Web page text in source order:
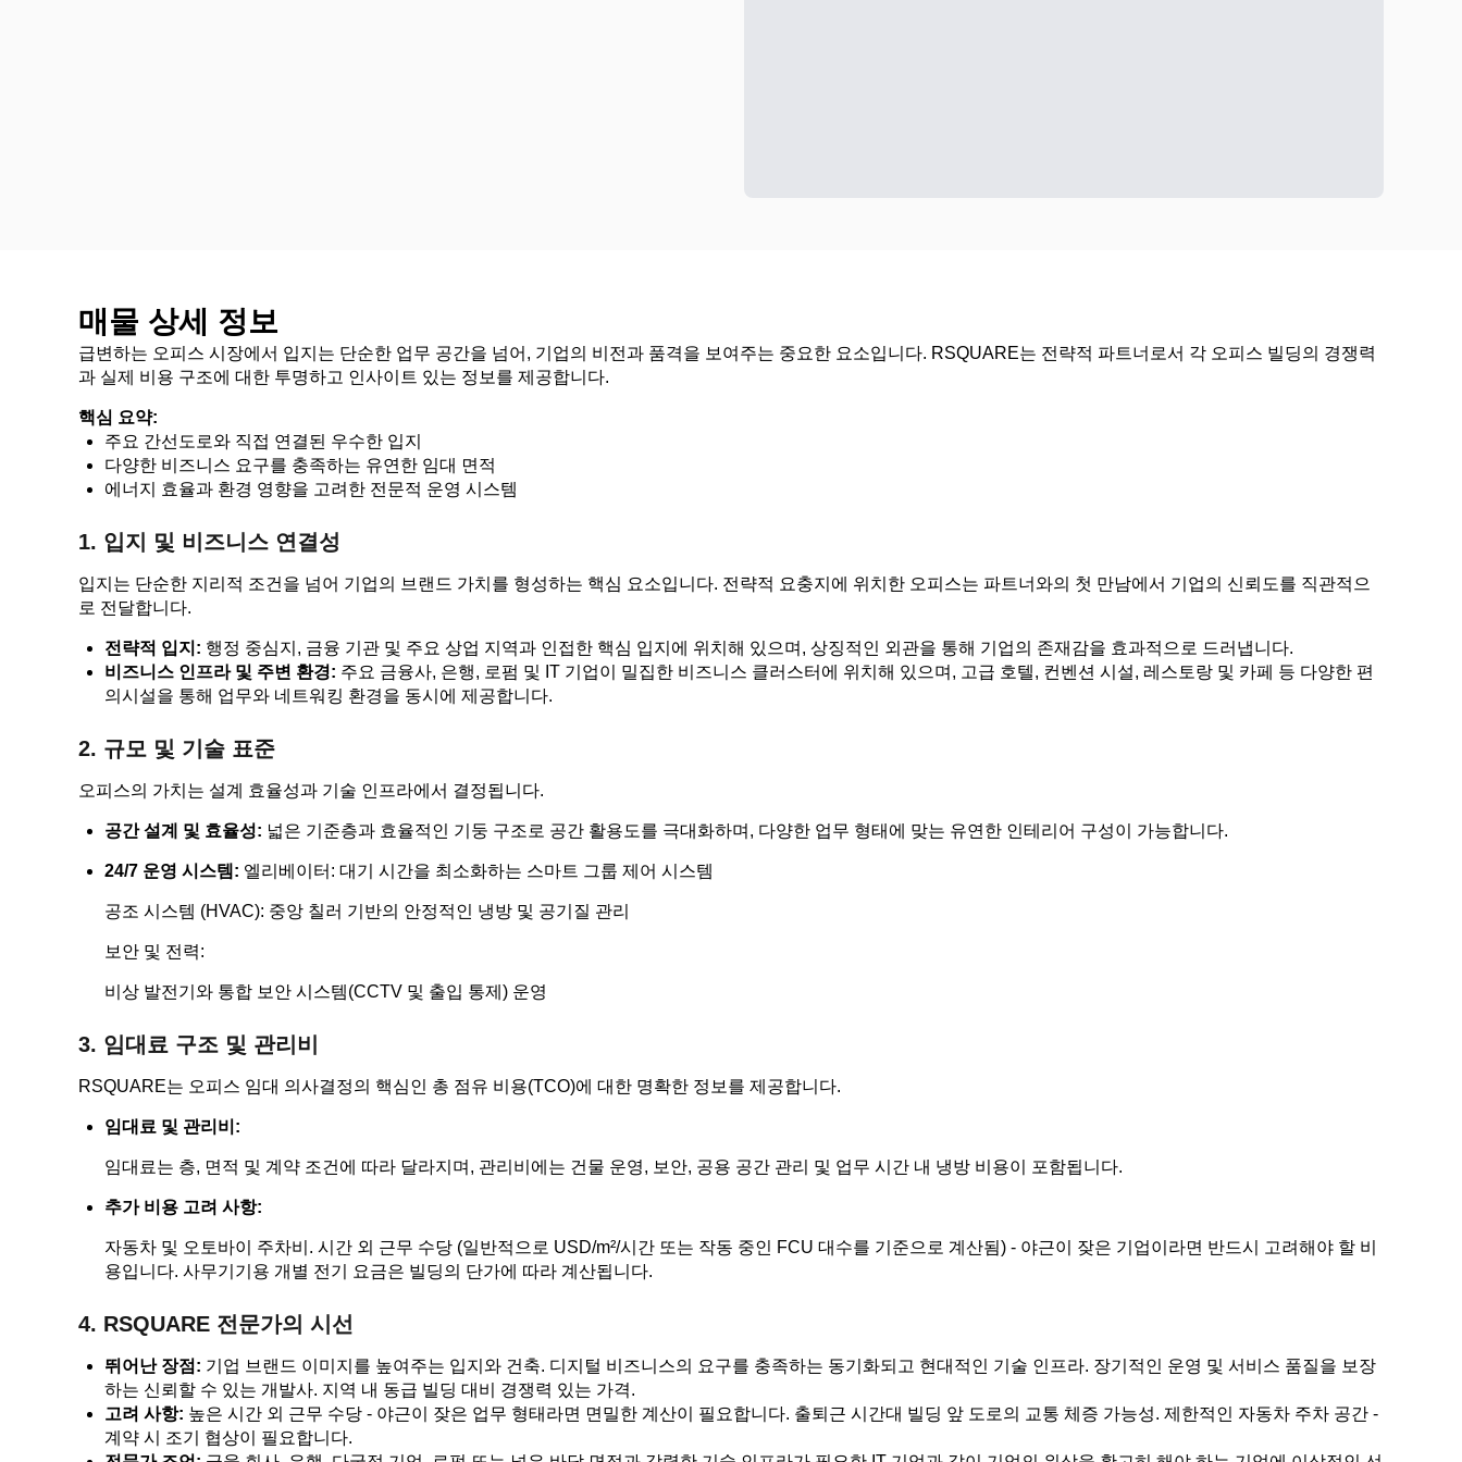
매물 상세 정보
급변하는 오피스 시장에서 입지는 단순한 업무 공간을 넘어, 기업의 비전과 품격을 보여주는 중요한 요소입니다. RSQUARE는 전략적 파트너로서 각 오피스 빌딩의 경쟁력
과 실제 비용 구조에 대한 투명하고 인사이트 있는 정보를 제공합니다.
핵심 요약:
주요 간선도로와 직접 연결된 우수한 입지
다양한 비즈니스 요구를 충족하는 유연한 임대 면적
에너지 효율과 환경 영향을 고려한 전문적 운영 시스템
1. 입지 및 비즈니스 연결성
입지는 단순한 지리적 조건을 넘어 기업의 브랜드 가치를 형성하는 핵심 요소입니다. 전략적 요충지에 위치한 오피스는 파트너와의 첫 만남에서 기업의 신뢰도를 직관적으
로 전달합니다.
전략적 입지: 행정 중심지, 금융 기관 및 주요 상업 지역과 인접한 핵심 입지에 위치해 있으며, 상징적인 외관을 통해 기업의 존재감을 효과적으로 드러냅니다.
비즈니스 인프라 및 주변 환경: 주요 금융사, 은행, 로펌 및 IT 기업이 밀집한 비즈니스 클러스터에 위치해 있으며, 고급 호텔, 컨벤션 시설, 레스토랑 및 카페 등 다양한 편
의시설을 통해 업무와 네트워킹 환경을 동시에 제공합니다.
2. 규모 및 기술 표준
오피스의 가치는 설계 효율성과 기술 인프라에서 결정됩니다.
공간 설계 및 효율성: 넓은 기준층과 효율적인 기둥 구조로 공간 활용도를 극대화하며, 다양한 업무 형태에 맞는 유연한 인테리어 구성이 가능합니다.
24/7 운영 시스템: 엘리베이터: 대기 시간을 최소화하는 스마트 그룹 제어 시스템
공조 시스템 (HVAC): 중앙 칠러 기반의 안정적인 냉방 및 공기질 관리
보안 및 전력:
비상 발전기와 통합 보안 시스템(CCTV 및 출입 통제) 운영
3. 임대료 구조 및 관리비
RSQUARE는 오피스 임대 의사결정의 핵심인 총 점유 비용(TCO)에 대한 명확한 정보를 제공합니다.
임대료 및 관리비:
임대료는 층, 면적 및 계약 조건에 따라 달라지며, 관리비에는 건물 운영, 보안, 공용 공간 관리 및 업무 시간 내 냉방 비용이 포함됩니다.
추가 비용 고려 사항:
자동차 및 오토바이 주차비. 시간 외 근무 수당 (일반적으로 USD/m²/시간 또는 작동 중인 FCU 대수를 기준으로 계산됨) - 야근이 잦은 기업이라면 반드시 고려해야 할 비
용입니다. 사무기기용 개별 전기 요금은 빌딩의 단가에 따라 계산됩니다.
4. RSQUARE 전문가의 시선
뛰어난 장점: 기업 브랜드 이미지를 높여주는 입지와 건축. 디지털 비즈니스의 요구를 충족하는 동기화되고 현대적인 기술 인프라. 장기적인 운영 및 서비스 품질을 보장
하는 신뢰할 수 있는 개발사. 지역 내 동급 빌딩 대비 경쟁력 있는 가격.
고려 사항: 높은 시간 외 근무 수당 - 야근이 잦은 업무 형태라면 면밀한 계산이 필요합니다. 출퇴근 시간대 빌딩 앞 도로의 교통 체증 가능성. 제한적인 자동차 주차 공간 -
계약 시 조기 협상이 필요합니다.